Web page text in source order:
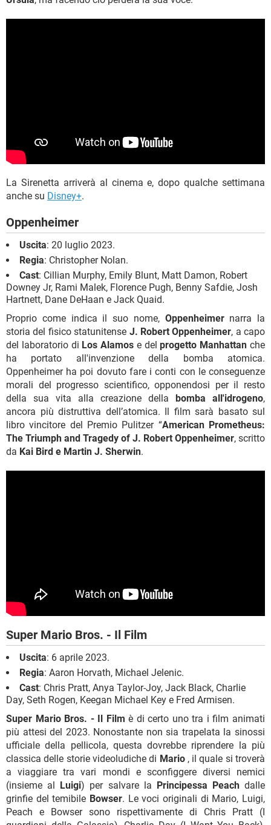
La Sirenetta arriverà al cinema e, dopo qualche settimana
anche su Disney+.
Oppenheimer
Uscita: 20 luglio 2023.
Regia: Christopher Nolan.
Cast: Cillian Murphy, Emily Blunt, Matt Damon, Robert
Downey Jr, Rami Malek, Florence Pugh, Benny Safdie, Josh
Hartnett, Dane DeHaan e Jack Quaid.
Proprio come indica il suo nome, Oppenheimernarra la
storia del fisico statunitense J. Robert Oppenheimer, a capo
del laboratorio di Los Alamos e delprogetto Manhattan che
ha portato all'invenzione della bomba atomica.
Oppenheimer ha poi dovuto fare i conti con le conseguenze
morali del progresso scientifico, opponendosi per il resto
della sua vita alla creazione della bomba all'idrogeno,
ancora più distruttiva dell’atomica. Il film sarà basato sul
libro vincitore del Premio Pulitzer “American Prometheus:
The Triumph and Tragedy of J. Robert Oppenheimer, scritto
da Kai Bird e Martin J. Sherwin.
Super Mario Bros. - Il Film
Uscita: 6 aprile 2023.
Regia: Aaron Horvath, Michael Jelenic.
Cast: Chris Pratt, Anya Taylor-Joy, Jack Black, Charlie
Day, Seth Rogen, Keegan Michael Key e Fred Armisen.
Super Mario Bros. - Il Film è di certo uno tra i film animati
più attesi del 2023. Nonostante non sia trapelata la sinossi
ufficiale della pellicola, questa dovrebbe riprendere la più
classica delle storie videoludiche di Mario, il quale si troverà
a viaggiare tra vari mondi e sconfiggere diversi nemici
(insieme al
Luigi) per salvare la Principessa Peachdalle
grinfie del temibile Bowser. Le voci originali di Mario, Luigi,
Peach e Bowser sono rispettivamente di Chris Pratt (I